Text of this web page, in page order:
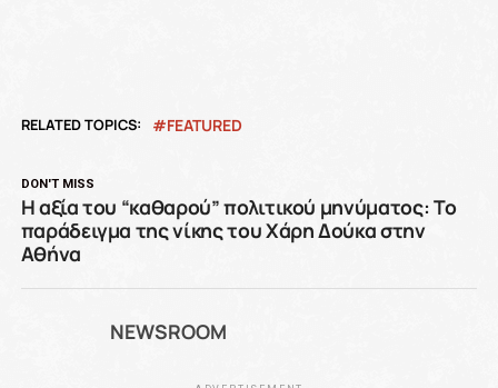
RELATED TOPICS: FEATURED
DON'T MISS
Η αξία του “καθαρού” πολιτικού μηνύματος: Το
παράδειγμα της νίκης του Χάρη Δούκα στην
Αθήνα
NEWSROOM